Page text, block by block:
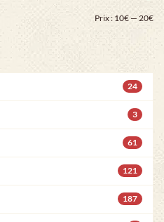
Prix : 10€ —20€
24
3
61
121
187